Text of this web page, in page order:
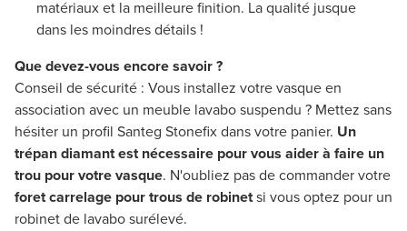
matériaux et la meilleure finition. La qualité jusque
dans les moindres détails !
Que devez-vous encore savoir ?
Conseil de sécurité : Vous installez votre vasque en
association avec un meuble lavabo suspendu ? Mettez sans
hésiter un profil Santeg Stonefix dans votre panier. Un
trépan diamantest nécessaire pour vous aider à faire un
trou pour votre vasque. N'oubliez pas de commander votre
foret carrelage pour trous de robinetsi vous optez pour un
robinet de lavabo surélevé.